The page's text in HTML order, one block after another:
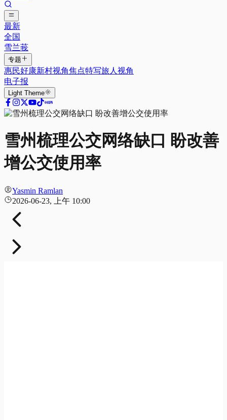
最新
全国
雪兰莪
专题
惠民好康新村视角焦点特写旅人视角
电子报
Light Theme
雪州梳理公交网络缺口 盼改善
增公交使用率
Yasmin Ramlan
2026-06-23, 上午 10:00